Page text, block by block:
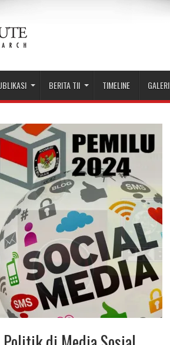
BERITA TII TIMELINE GALERI